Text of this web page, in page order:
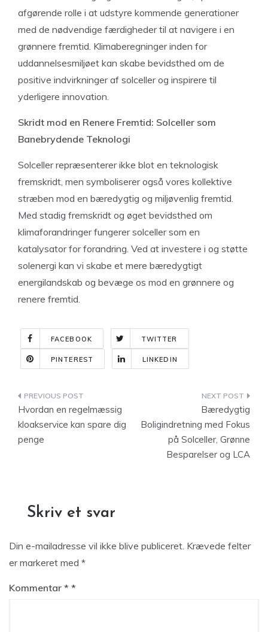
afgørende rolle i at udstyre kommende generationer
med de nødvendige færdigheder til at navigere i en
grønnere fremtid. Klimaberegninger inden for
uddannelsesmiljøet kan skabe bevidsthed om de
positive indvirkninger af solceller og inspirere til
yderligere innovation.
Skridt mod en Renere Fremtid: Solceller som
Banebrydende Teknologi
Solceller repræsenterer ikke blot en teknologisk
fremskridt, men symboliserer også vores kollektive
stræben mod en bæredygtig og miljøvenlig fremtid.
Med stadig fremskridt og øget bevidsthed om
klimaforandringer fungerer solceller som en
katalysator for forandring. Ved at investere i og støtte
solenergi kan vi skabe et mere bæredygtigt
energilandskab og bevæge os mod en grønnere og
renere fremtid.
FACEBOOK TWITTER
PINTEREST LINKEDIN
Indlægsnavigation
Hvordan en regelmæssig
kloakservice kan spare dig
penge
Bæredygtig
Boligindretning med Fokus
på Solceller, Grønne
Besparelser og LCA
Skriv et svar
Din e-mailadresse vil ikke blive publiceret. Krævede felter
er markeret med *
Kommentar *